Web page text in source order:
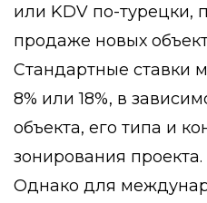
или KDV по-турецки,
продаже новых
Стандартные ставки
8% или 18%, в
объекта, его типа и
зонирования проекта.
Однако для